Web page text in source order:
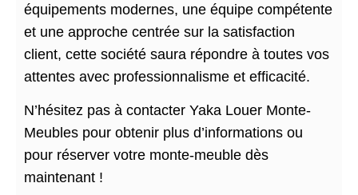
équipements modernes, une équipe compétente
et une approche centrée sur la satisfaction
client, cette société saura répondre à toutes vos
attentes avec professionnalisme et efficacité.
N’hésitez pas à contacter Yaka Louer Monte-
Meubles pour obtenir plus d’informations ou
pour réserver votre monte-meuble dès
maintenant !